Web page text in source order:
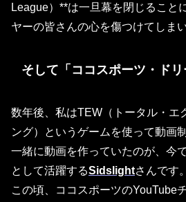
League）**は一旦幕を閉じること
ヤーの皆さんの心を傷つけてしま
そして「ココスポーツ・ド
数年後、私はTEW（トータル・エ
ング）
というゲームを使って動画
一緒に動画を作っていたのが、今
として活躍するSidslightさんです。
この頃、ココスポーツのYouTube